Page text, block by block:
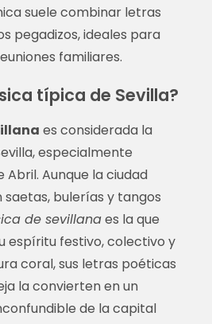
suele combinar letras
pegadizos, ideales para
familiares.
típica de Sevilla?
es considerada la
especialmente
Abril. Aunque la ciudad
bulerías y tangos
de sevillanaes la que
espíritu festivo, colectivo y
coral, sus letras poéticas
la convierten en un
de la capital